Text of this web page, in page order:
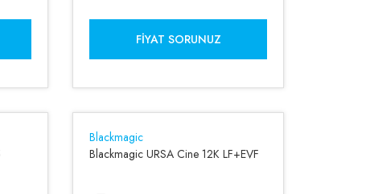
FIYAT SORUNUZ
Blackmagic
Blackmagic URSA Cine 12K LF+EVF